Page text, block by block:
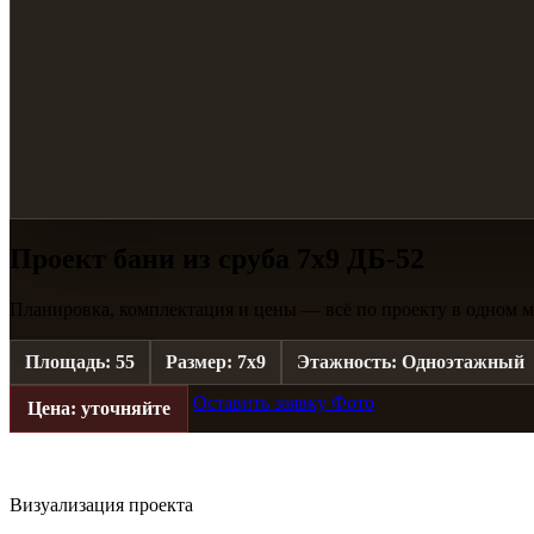
Проект бани из сруба 7х9 ДБ-52
Планировка, комплектация и цены — всё по проекту в одном
Площадь: 55 Размер: 7х9 Этажность: Одноэтажный
Цена: уточняйте Оставить заявку Фото
Визуализация проекта